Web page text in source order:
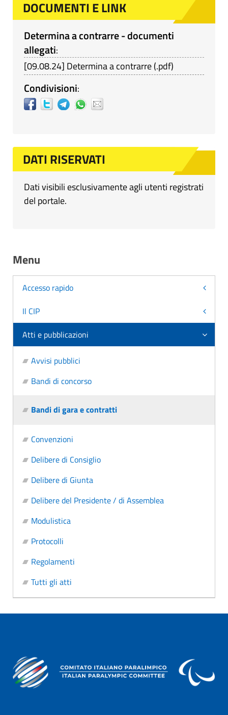
DOCUMENTI E LINK
Determina a contrarre - documenti
allegati:
[09.08.24] Determina a contrarre(.pdf)
Condivisioni:
DATI RISERVATI
Dati visibili esclusivamente agli utenti registrati
del portale.
Menu
Accesso rapido
Il CIP
Atti e pubblicazioni
Avvisi pubblici
Bandi di concorso
Bandi di gara e contratti
Convenzioni
Delibere di Consiglio
Delibere di Giunta
Delibere del Presidente / di Assemblea
Modulistica
Protocolli
Regolamenti
Tutti gli atti